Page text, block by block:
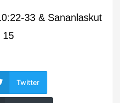
33 & Sananlaskut
15
Twitter